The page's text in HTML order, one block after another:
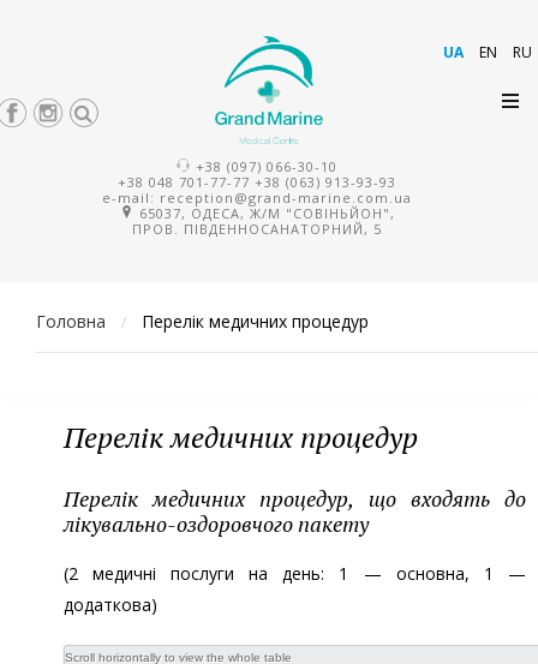
UA EN RU
+38 (097) 066-30-10
+38 048 701-77-77 +38 (063) 913-93-93
e-mail: reception@grand-marine.com.ua
65037, ОДЕСА, Ж/М "СОВІНЬЙОН",
ПРОВ. ПІВДЕННОСАНАТОРНИЙ, 5
Головна / Перелік медичних процедур
Перелік медичних процедур
Перелік медичних процедур, що входять до
лікувально-оздоровчого пакету
(2 медичні послуги на день: 1 — основна, 1 —
додаткова)